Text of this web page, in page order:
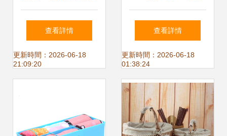
始 濟南進標打火機
商行的日用雜品探
查看詳情
更新時間：2026-06-18
21:09:20
雜八一堆日用品，
真香！
查看詳情
更新時間：2026-06-18
01:38:24